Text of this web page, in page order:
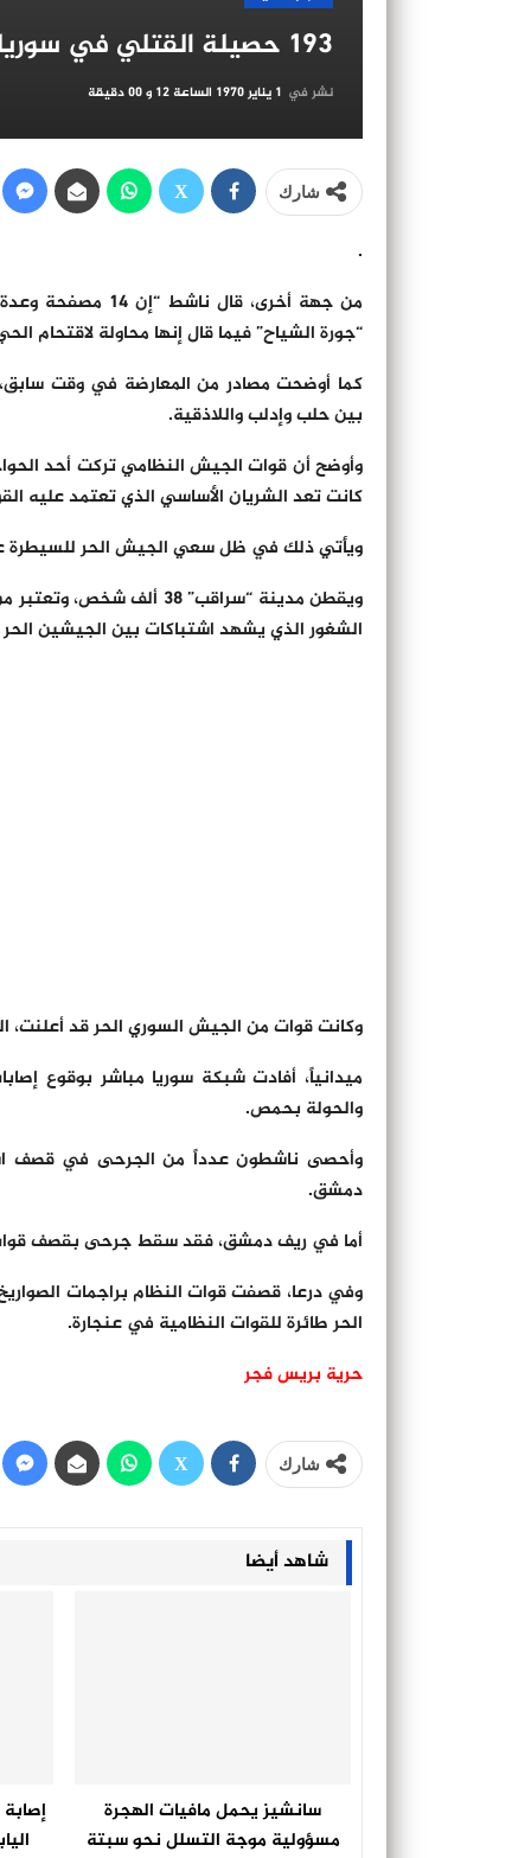
193 حصيلة القتلي في سوريا أمس
نشر في 1 يناير 1970 الساعة 12 و 00 دقيقة
شارك
.
“جورة الشياح” فيما قال إنها محاولة لاقتحام
كما أوضحت مصادر من المعارضة في وقت
بين حلب وإدلب واللاذقية.
وأوضح أن قوات الجيش النظامي تركت أحد
كانت تعد الشريان الأساسي الذي تعتمد عليه
ويأتي ذلك في ظل سعي الجيش الحر للسيطرة
ويقطن مدينة “سراقب”
الشغور الذي يشهد اشتباكات بين الجيشين
وكانت قوات من الجيش السوري الحر قد
ميدانياً، أفادت شبكة سوريا مباشر بوقوع
والحولة بحمص.
وأحصى ناشطون عدداً من الجرحى في قصف
دمشق.
أما في ريف دمشق، فقد سقط جرحى بقصف
وفي درعا، قصفت قوات النظام براجمات
الحر طائرة للقوات النظامية في عنجارة.
حرية بريس فجر
شارك
شاهد أيضا
سانشيز يحمل مافيات الهجرة
مسؤولية موجة التسلل نحو سبتة